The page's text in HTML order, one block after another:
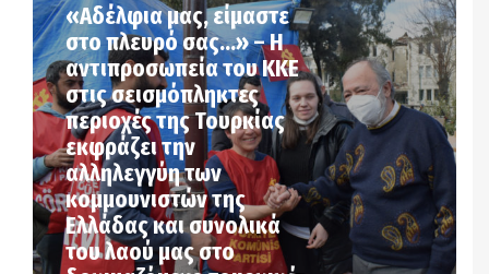
«Αδέλφια μας, είμαστε
στο πλευρό σας…» – Η
αντιπροσωπεία του ΚΚΕ
στις σεισμόπληκτες
περιοχές της Τουρκίας
εκφράζει την
αλληλεγγύη των
κομμουνιστών της
Ελλάδας και συνολικά
του λαού μας στο